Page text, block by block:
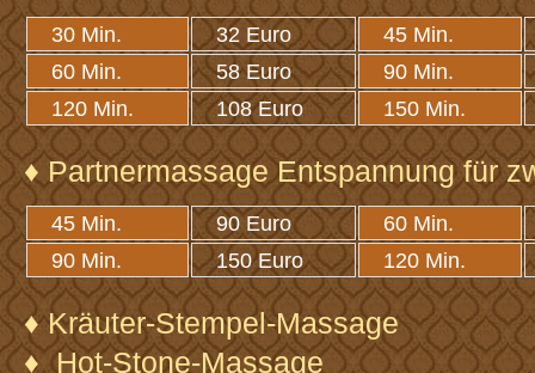
30 Min. 32 Euro
45 Min.
60 Min.
58 Euro
90 Min.
120 Min.
108 Euro 150 Min.
♦ Partnermassage Entspannung für
45 Min. 90 Euro
60 Min.
90 Min.
150 Euro 120 Min.
♦ Kräuter-Stempel-Massage
♦ Hot-Stone-Massage